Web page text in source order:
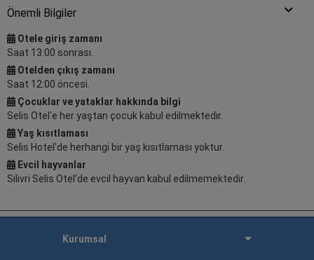
Önemli Bilgiler
Otele giriş zamanı
Saat 13:00 sonrası.
Otelden çıkış zamanı
Saat 12:00 öncesi.
Çocuklar ve yataklar hakkında bilgi
Selis Otel'e her yaştan çocuk kabul edilmektedir.
Yaş kısıtlaması
Selis Hotel'de herhangi bir yaş kısıtlaması yoktur.
Evcil hayvanlar
Silivri Selis Otel'de evcil hayvan kabul edilmemektedir.
Kurumsal